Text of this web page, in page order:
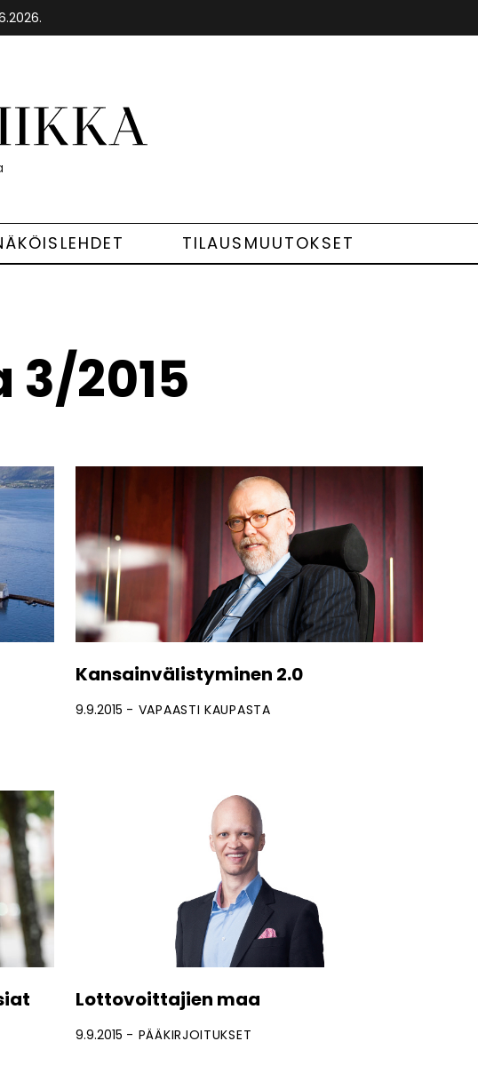
TILAUSMUUTOKSET
2015
Kansainvälistyminen 2.0
9.9.2015 VAPAASTI KAUPASTA
Lottovoittajien maa
9.9.2015 PÄÄKIRJOITUKSET